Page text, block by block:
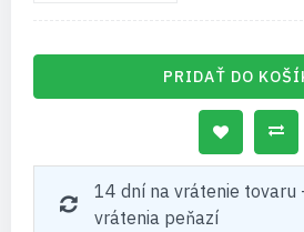
PRIDAŤ DO
14 dní na vrátenie tovaru
vrátenia peňazí